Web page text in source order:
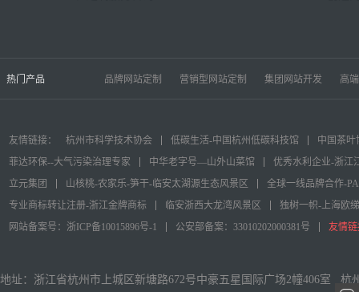
热门产品 品牌网站定制 营销型网站定制 集团网站开发 高
友情链接： 杭州市科学技术协会 低碳生活-中国杭州低碳科技馆
中国茶叶
菲达环保--大气污染治理专家
中华老字号—山外山菜馆
优秀水利企业-浙江
立元集团
山核桃-农家乐-笋干-临安太湖源生态风景区
全球一线品牌合作-
专业商标转让注册-浙江金牌商标
临安浙西大龙湾风景区
独树一帜-上海欧
网站备案号：浙ICP备10015896号-1
公安部备案：33010202000381号 友情
地址：浙江省杭州市上城区新塘路672号中豪五星国际广场2幢406室